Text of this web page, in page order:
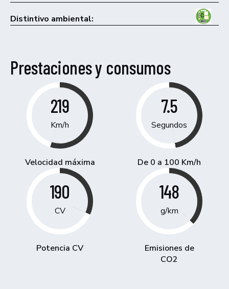
Distintivo ambiental:
Prestaciones y consumos
219
Km/h
Velocidad máxima
7.5
Segundos
De 0 a 100 Km/h
190
CV
Potencia CV
148
g/km
Emisiones de
CO2